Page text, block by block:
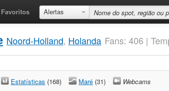
Favoritos Alertas
Noord-Holland, Holanda Fans: 406 |
Estatísticas (168) Maré (31) Webcams